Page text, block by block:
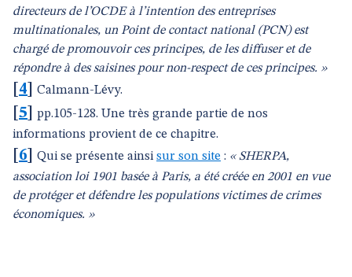
directeurs de l’OCDE à l’intention des entreprises
multinationales, un Point de contact national (PCN) est
chargé de promouvoir ces principes, de les diffuser et de
répondre à des saisines pour non-respect de ces principes. »
4 Calmann-Lévy.
5
pp.105-128. Une très grande partie de nos
informations provient de ce chapitre.
6 Qui se présente ainsi sur son site : « SHERPA,
association loi 1901 basée à Paris, a été créée en 2001 en vue
de protéger et défendre les populations victimes de crimes
économiques. »